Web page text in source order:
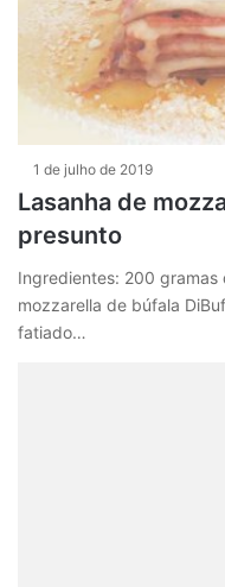
1 de julho de 2019
Lasanha de
presunto
Ingredientes: 200 gramas
mozzarella de búfala
fatiado…